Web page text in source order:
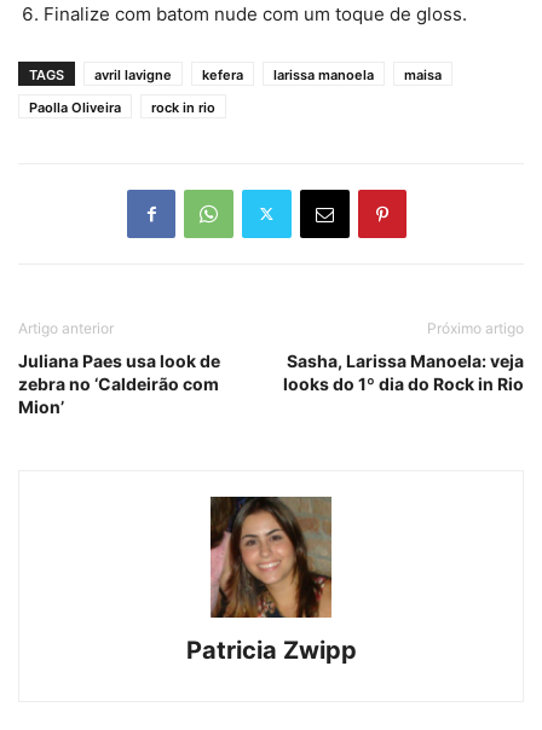
Finalize com batom nude com um toque de gloss.
TAGS avril lavigne kefera larissa manoela
maisa
Paolla Oliveira
rock in rio
Artigo anterior
Juliana Paes usa look de
zebra no ‘Caldeirão com
Mion’
Próximo artigo
Sasha, Larissa Manoela: veja
looks do 1º dia do Rock in Rio
Patricia Zwipp